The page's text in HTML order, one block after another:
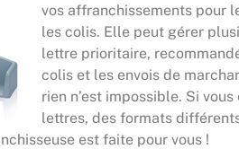
vos affranchissements pour
les colis. Elle peut gérer
lettre prioritaire,
colis et les envois de
rien n’est impossible. Si
lettres, des formats
est faite pour vous !